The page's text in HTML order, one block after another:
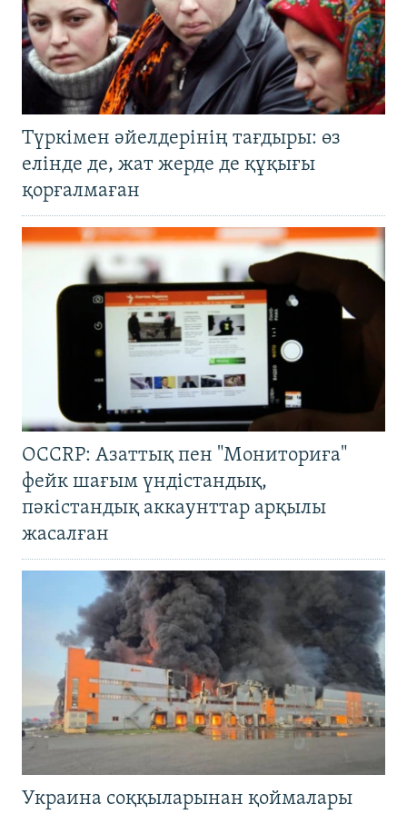
Түркімен әйелдерінің тағдыры: өз
елінде де, жат жерде де құқығы
қорғалмаған
OCCRP: Азаттық пен "Мониториға"
фейк шағым үндістандық,
пәкістандық аккаунттар арқылы
жасалған
Украина соққыларынан қоймалары